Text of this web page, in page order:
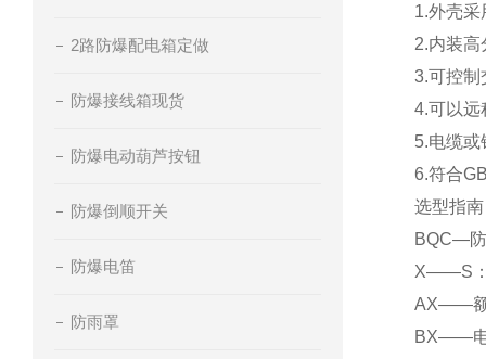
2路防爆配电箱定做
防爆接线箱现货
防爆电动葫芦按钮
防爆倒顺开关
防爆电笛
防雨罩
1.外壳
2.内装
3.可控制
4.可以远
5.电缆或
6.符合
选型指
BQC—
X——S：
AX——额
BX——电